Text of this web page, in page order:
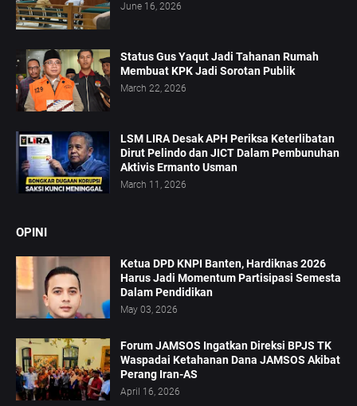
June 16, 2026
Status Gus Yaqut Jadi Tahanan Rumah
Membuat KPK Jadi Sorotan Publik
March 22, 2026
LSM LIRA Desak APH Periksa Keterlibatan
Dirut Pelindo dan JICT Dalam Pembunuhan
Aktivis Ermanto Usman
March 11, 2026
OPINI
Ketua DPD KNPI Banten, Hardiknas 2026
Harus Jadi Momentum Partisipasi Semesta
Dalam Pendidikan
May 03, 2026
Forum JAMSOS Ingatkan Direksi BPJS TK
Waspadai Ketahanan Dana JAMSOS Akibat
Perang Iran-AS
April 16, 2026